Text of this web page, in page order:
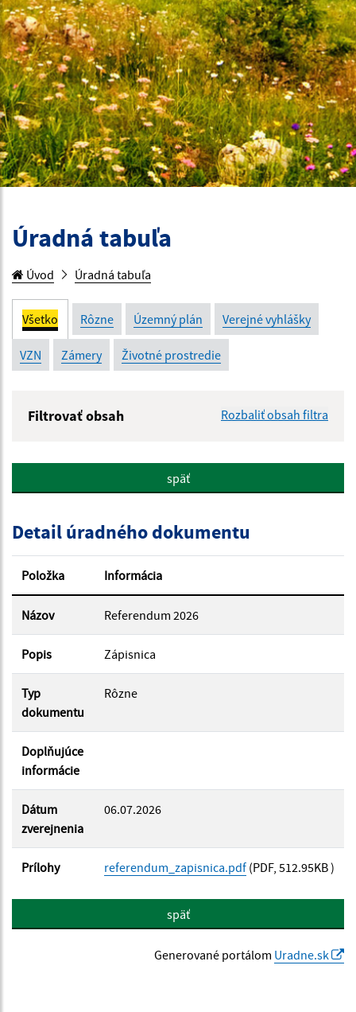
Úradná tabuľa
Úvod Úradná tabuľa
Všetko Rôzne Územný plán Verejné vyhlášky
VZN Zámery Životné prostredie
Filtrovať obsah Rozbaliť obsah filtra
Popis:
Dátum zverejnenia od:
Dátum zverejnenia do:
Filtrovať Reset
späť
Detail úradného dokumentu
Položka Informácia
Názov Referendum 2026
Popis Zápisnica
Typ
dokumentu
Rôzne
Doplňujúce
informácie
Dátum
zverejnenia
06.07.2026
Prílohy referendum_zapisnica.pdf (PDF, 512.95KB )
späť
Generované portálom Uradne.sk